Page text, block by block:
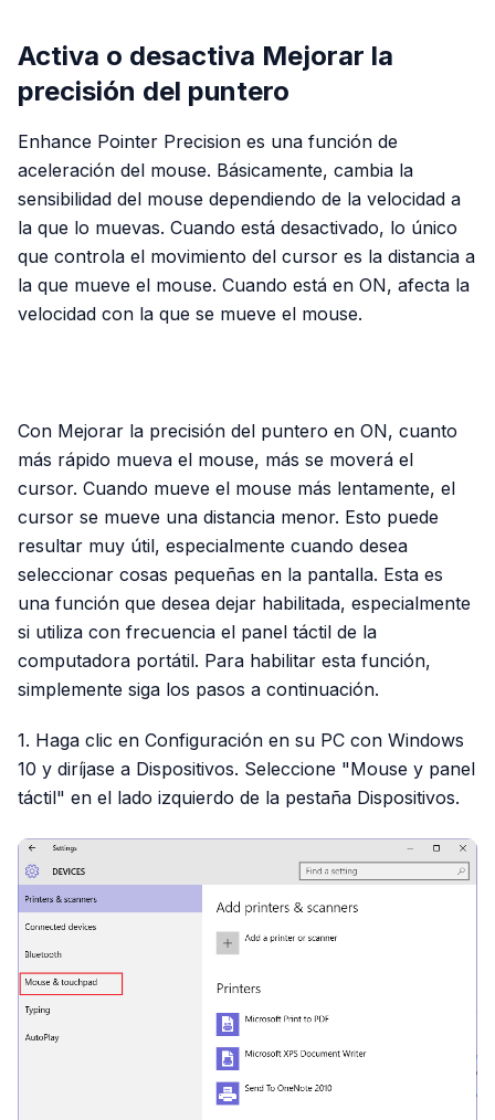
Activa o desactiva Mejorar la
precisión del puntero
Enhance Pointer Precision es una función de
aceleración del mouse. Básicamente, cambia la
sensibilidad del mouse dependiendo de la velocidad a
la que lo muevas. Cuando está desactivado, lo único
que controla el movimiento del cursor es la distancia a
la que mueve el mouse. Cuando está en ON, afecta la
velocidad con la que se mueve el mouse.
Con Mejorar la precisión del puntero en ON, cuanto
más rápido mueva el mouse, más se moverá el
cursor. Cuando mueve el mouse más lentamente, el
cursor se mueve una distancia menor. Esto puede
resultar muy útil, especialmente cuando desea
seleccionar cosas pequeñas en la pantalla. Esta es
una función que desea dejar habilitada, especialmente
si utiliza con frecuencia el panel táctil de la
computadora portátil. Para habilitar esta función,
simplemente siga los pasos a continuación.
1. Haga clic en Configuración en su PC con Windows
10 y diríjase a Dispositivos. Seleccione "Mouse y panel
táctil" en el lado izquierdo de la pestaña Dispositivos.